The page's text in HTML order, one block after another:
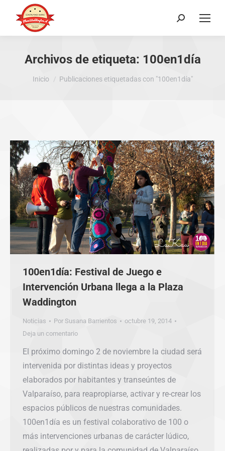
Buscar:
Archivos de etiqueta: 100en1día
Estás aquí:
Inicio Publicaciones etiquetadas con "100en1día"
100en1día: Festival de Juego e
Intervención Urbana llega a la Plaza
Waddington
Noticias Por Susana Barrientos
octubre 19, 2014
Deja un comentario
El próximo domingo 2 de noviembre la ciudad será
intervenida por distintas ideas y proyectos
elaborados por habitantes y transeúntes de
Valparaíso, para reapropiarse, activar y re-crear los
espacios públicos de nuestras comunidades.
100en1día es un festival colaborativo de 100 o
más intervenciones urbanas de carácter lúdico,